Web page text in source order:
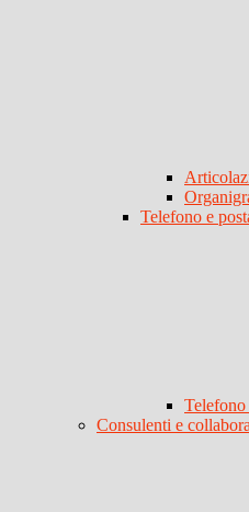
Telefono e
Telefono
Consulenti e